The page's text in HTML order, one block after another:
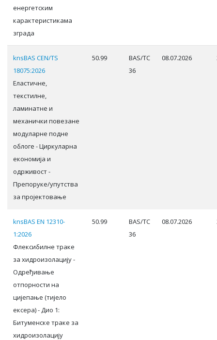
енергетским
карактеристикама
зграда
knsBAS CEN/TS
18075:2026
Еластичне,
текстилне,
ламинатне и
механички повезане
модуларне подне
облоге - Циркуларна
економија и
одрживост -
Препоруке/упутства
за пројектовање
50.99
BAS/TC
36
08.07.2026
knsBAS EN 12310-
1:2026
Флексибилне траке
за хидроизолацију -
Одређивање
отпорности на
цијепање (тијело
ексера) - Дио 1:
Битуменске траке за
хидроизолацију
50.99
BAS/TC
36
08.07.2026